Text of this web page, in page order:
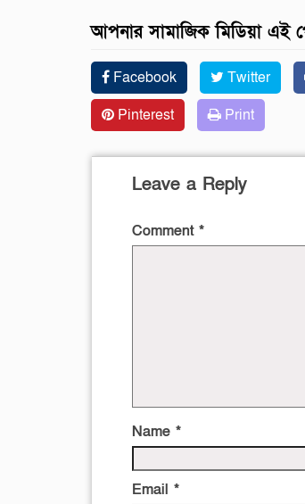
আপনার সামাজিক মিডিয়া এই
Facebook Twitter
Pinterest
Print
Leave a Reply
Comment *
Name *
Email *